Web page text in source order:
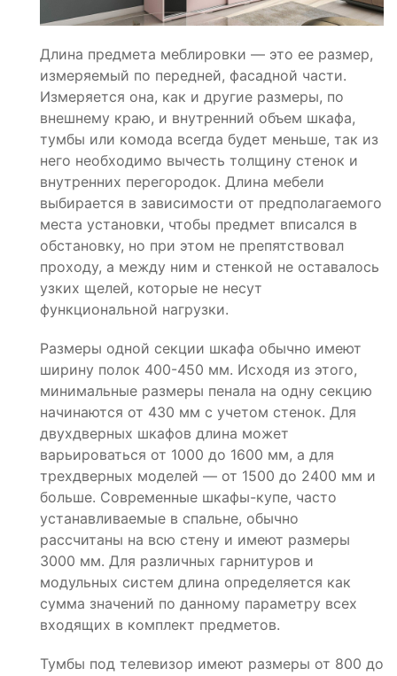
Длина предмета меблировки — это ее размер,
измеряемый по передней, фасадной части.
Измеряется она, как и другие размеры, по
внешнему краю, и внутренний объем шкафа,
тумбы или комода всегда будет меньше, так из
него необходимо вычесть толщину стенок и
внутренних перегородок. Длина мебели
выбирается в зависимости от предполагаемого
места установки, чтобы предмет вписался в
обстановку, но при этом не препятствовал
проходу, а между ним и стенкой не оставалось
узких щелей, которые не несут
функциональной нагрузки.
Размеры одной секции шкафа обычно имеют
ширину полок 400-450 мм. Исходя из этого,
минимальные размеры пенала на одну секцию
начинаются от 430 мм с учетом стенок. Для
двухдверных шкафов длина может
варьироваться от 1000 до 1600 мм, а для
трехдверных моделей — от 1500 до 2400 мм и
больше. Современные шкафы-купе, часто
устанавливаемые в спальне, обычно
рассчитаны на всю стену и имеют размеры
3000 мм. Для различных гарнитуров и
модульных систем длина определяется как
сумма значений по данному параметру всех
входящих в комплект предметов.
Тумбы под телевизор имеют размеры от 800 до